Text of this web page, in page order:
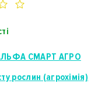
СМАРТ АГРО
рослин (агрохімія)